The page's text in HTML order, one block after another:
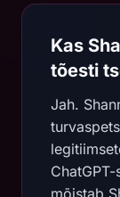
Kas
tõesti
Jah.
mõistab